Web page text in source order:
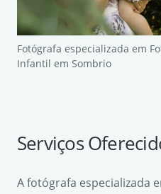
Fotógrafa especializada em
Infantil em Sombrio
Serviços
A fotógrafa especializada